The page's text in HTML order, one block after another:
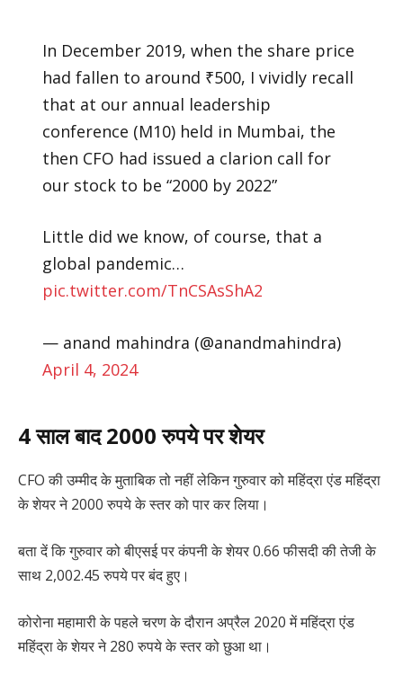
In December 2019, when the share price
had fallen to around ₹500, I vividly recall
that at our annual leadership
conference (M10) held in Mumbai, the
then CFO had issued a clarion call for
our stock to be “2000 by 2022”
Little did we know, of course, that a
global pandemic…
pic.twitter.com/TnCSAsShA2
— anand mahindra (@anandmahindra)
April 4, 2024
4 साल बाद 2000 रुपये पर शेयर
CFO की उम्मीद के मुताबिक तो नहीं लेकिन गुरुवार को महिंद्रा एंड महिंद्रा
के शेयर ने 2000 रुपये के स्तर को पार कर लिया।
बता दें कि गुरुवार को बीएसई पर कंपनी के शेयर 0.66 फीसदी की तेजी के
साथ 2,002.45 रुपये पर बंद हुए।
कोरोना महामारी के पहले चरण के दौरान अप्रैल 2020 में महिंद्रा एंड
महिंद्रा के शेयर ने 280 रुपये के स्तर को छुआ था।